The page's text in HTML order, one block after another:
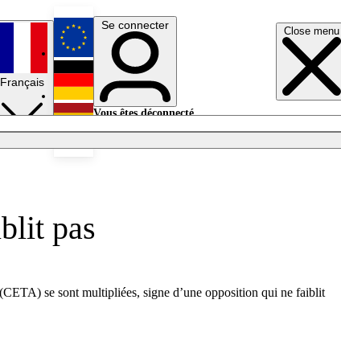
Close menu
Français
English
Deutsch
Se connecter
Vous êtes déconnecté.
pas
se sont multipliées, signe d’une opposition qui ne faiblit